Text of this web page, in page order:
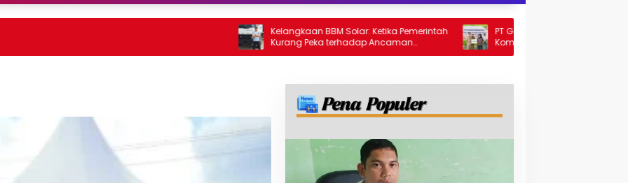
Kelangkaan BBM Solar: Ketika Pemerintah
Kurang Peka terhadap Ancaman
Ekonomi Daerah
PT Generasi Agung Perkasa Buktikan
Komitmen Sosial, Salurkan PPM Rp859,4
Juta untuk Masyarakat Lingkar